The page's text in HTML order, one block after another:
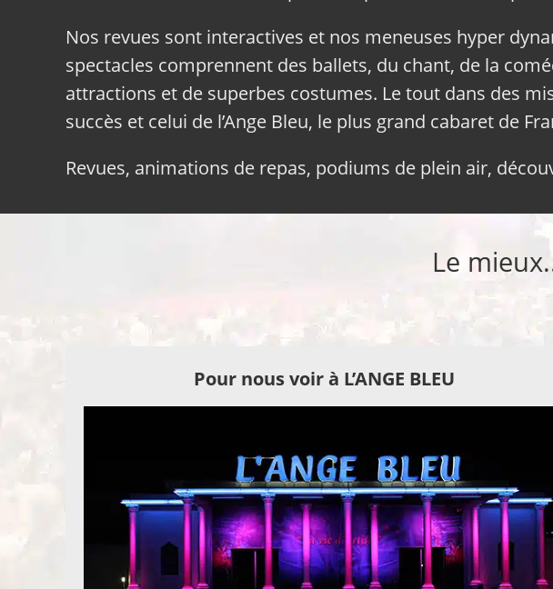
Nos revues sont interactives et nos meneuses hyper
spectacles comprennent des ballets, du chant, de la
attractions et de superbes costumes. Le tout dans des
succès et celui de l’Ange Bleu, le plus grand cabaret de
Revues, animations de repas, podiums de plein air,
Le
Pour nous voir à L’ANGE BLEU